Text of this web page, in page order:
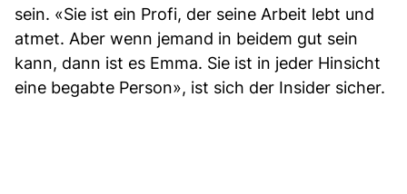
sein. «Sie ist ein Profi, der seine Arbeit lebt und
atmet. Aber wenn jemand in beidem gut sein
kann, dann ist es Emma. Sie ist in jeder Hinsicht
eine begabte Person», ist sich der Insider sicher.